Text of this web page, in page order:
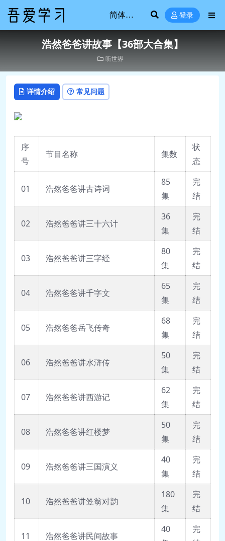
登录
浩然爸爸讲故事【36部大合集】
听世界
详情介绍 常见问题
序
号
节目名称 集数
状
态
01 浩然爸爸讲古诗词
85
集
完
结
02 浩然爸爸讲三十六计
36
集
完
结
03 浩然爸爸讲三字经
80
集
完
结
04 浩然爸爸讲千字文
65
集
完
结
05 浩然爸爸岳飞传奇
68
集
完
结
06 浩然爸爸讲水浒传
50
集
完
结
07 浩然爸爸讲西游记
62
集
完
结
08 浩然爸爸讲红楼梦
50
集
完
结
09 浩然爸爸讲三国演义
40
集
完
结
10 浩然爸爸讲笠翁对韵
180
集
完
结
11 浩然爸爸讲民间故事
40
完